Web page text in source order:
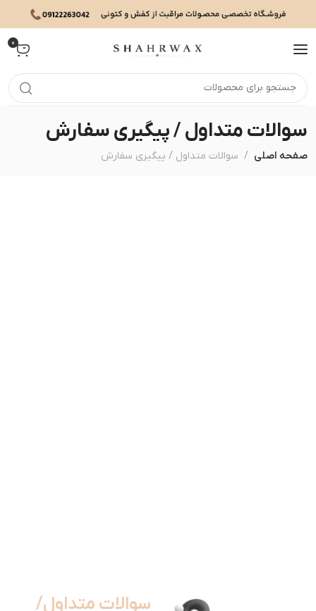
0
سوالات متداول / پیگیری سفارش
صفحه اصلی سوالات متداول / پیگیری سفارش
سوالات متداول/